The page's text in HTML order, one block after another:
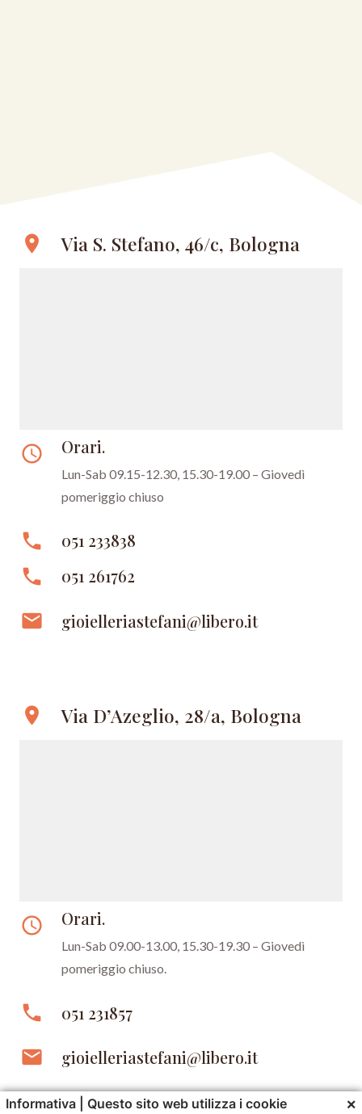
location_on Via S. Stefano, 46/c, Bologna
access_time Orari.
Lun-Sab 09.15-12.30, 15.30-19.00 – Giovedì
pomeriggio chiuso
phone 051 233838
phone 051 261762
email gioielleriastefani@libero.it
location_on Via D’Azeglio, 28/a, Bologna
access_time Orari.
Lun-Sab 09.00-13.00, 15.30-19.30 –Giovedì
pomeriggio chiuso.
phone 051 231857
email gioielleriastefani@libero.it
Informativa | Questo sito web utilizza i cookie ×